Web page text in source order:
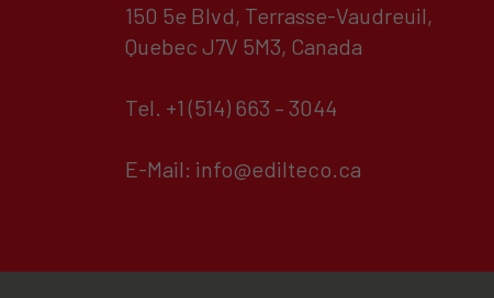
150 5e Blvd, Terrasse-Vaudreuil,
Quebec J7V 5M3, Canada
Tel. +1 (514) 663 – 3044
E-Mail: info@edilteco.ca